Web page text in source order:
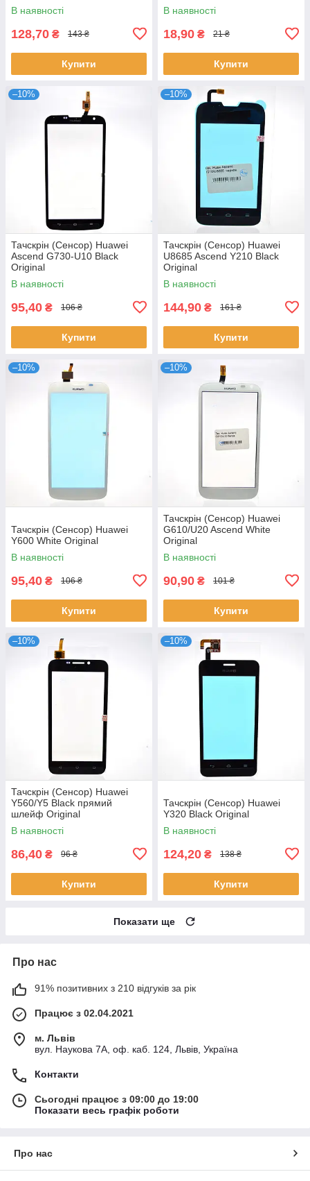
В наявності
128,70 ₴ 143 ₴
Купити
В наявності
18,90 ₴ 21 ₴
Купити
–10%
Тачскрін (Сенсор) Huawei
Ascend G730-U10 Black
Original
В наявності
95,40 ₴ 106 ₴
Купити
–10%
Тачскрін (Сенсор) Huawei
U8685 Ascend Y210 Black
Original
В наявності
144,90 ₴ 161 ₴
Купити
–10%
Тачскрін (Сенсор) Huawei
Y600 White Original
В наявності
95,40 ₴ 106 ₴
Купити
–10%
Тачскрін (Сенсор) Huawei
G610/U20 Ascend White
Original
В наявності
90,90 ₴ 101 ₴
Купити
–10%
Тачскрін (Сенсор) Huawei
Y560/Y5 Black прямий
шлейф Original
В наявності
86,40 ₴ 96 ₴
Купити
–10%
Тачскрін (Сенсор) Huawei
Y320 Black Original
В наявності
124,20 ₴ 138 ₴
Купити
Показати ще
Про нас
91% позитивних з 210 відгуків за рік
Працює з 02.04.2021
м. Львів
вул. Наукова 7А, оф. каб. 124, Львів, Україна
Контакти
Сьогодні працює з 09:00 до 19:00
Показати весь графік роботи
Про нас